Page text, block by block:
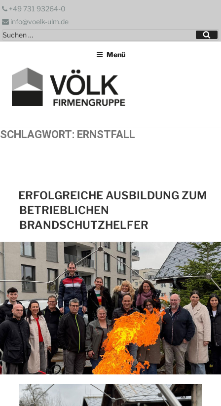
Zum
springen
+49 731 93264-0
info@voelk-ulm.de
Suchen
nach:
Menü
SCHLAGWORT: ERNSTFALL
ERFOLGREICHE AUSBILDUNG ZUM
BETRIEBLICHEN
BRANDSCHUTZHELFER